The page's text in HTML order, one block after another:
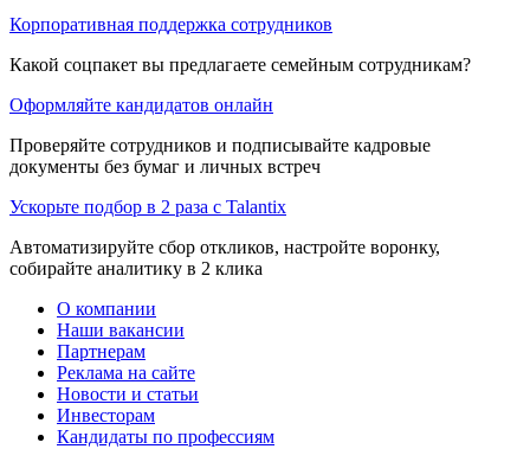
Корпоративная поддержка сотрудников
Какой соцпакет вы предлагаете семейным сотрудникам?
Оформляйте кандидатов онлайн
Проверяйте сотрудников и подписывайте кадровые
документы без бумаг и личных встреч
Ускорьте подбор в 2 раза с Talantix
Автоматизируйте сбор откликов, настройте воронку,
собирайте аналитику в 2 клика
О компании
Наши вакансии
Партнерам
Реклама на сайте
Новости и статьи
Инвесторам
Кандидаты по профессиям